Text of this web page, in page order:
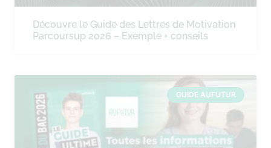
Découvre le Guide des Lettres de Motivation
Parcoursup 2026 – Exemple + conseils
GUIDE AUFUTUR